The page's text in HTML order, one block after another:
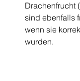
Drachenfrucht (
sind ebenfalls
wenn sie
wurden.